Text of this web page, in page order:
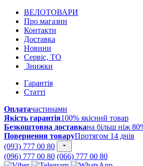
ВЕЛОТОВАРИ
Про магазин
Контакти
Доставка
Новини
Сервіс, ТО
Знижки
Гарантія
Статті
Оплатачастинами
Якість гарантія100% якісний товар
Безкоштовна доставкана більш ніж
Повернення товаруПротягом 14 днів
(093) 777 00 80
(096) 777 00 80 (066) 777 00 80